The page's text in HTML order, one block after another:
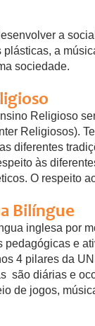
a
a
sociedade.
Religioso
Religiosos).
diferentes
às
O respeito
Bilíngue
inglesa por
pedagógicas e
4 pilares da
são diárias e
de jogos,